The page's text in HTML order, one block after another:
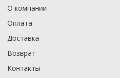
О компании
Оплата
Доставка
Возврат
Контакты